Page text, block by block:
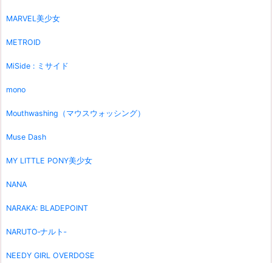
MARVEL美少女
METROID
MiSide : ミサイド
mono
Mouthwashing（マウスウォッシング）
Muse Dash
MY LITTLE PONY美少女
NANA
NARAKA: BLADEPOINT
NARUTO‐ナルト‐
NEEDY GIRL OVERDOSE